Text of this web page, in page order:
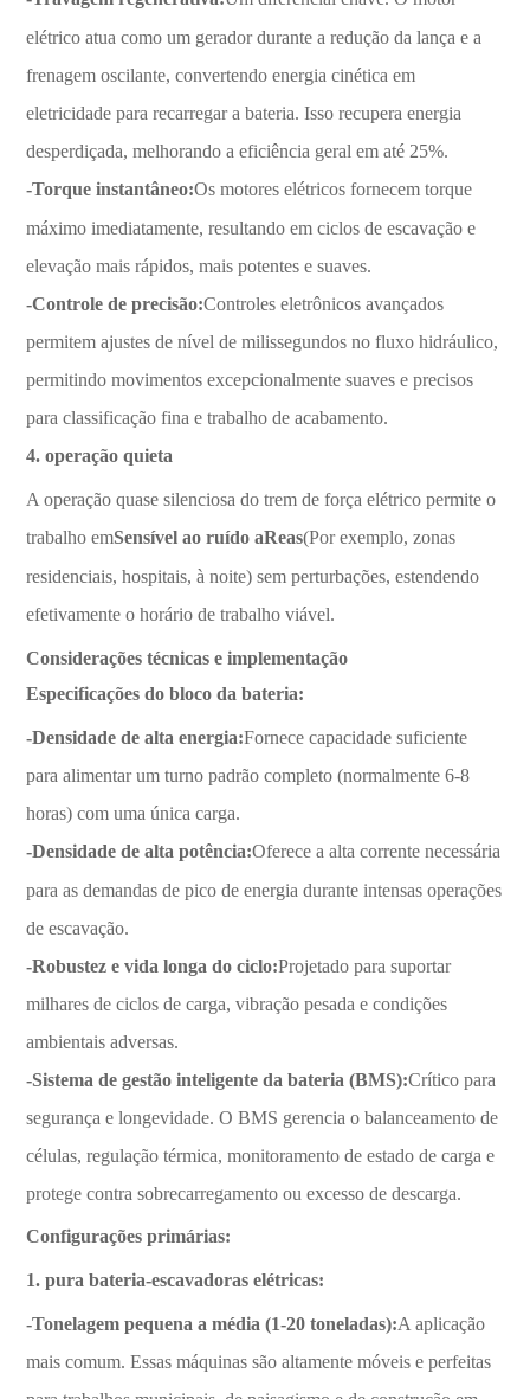
elétrico atua como um gerador durante a redução da lança e a
frenagem oscilante, convertendo energia cinética em
eletricidade para recarregar a bateria. Isso recupera energia
desperdiçada, melhorando a eficiência geral em até 25%.
-Torque instantâneo:Os motores elétricos fornecem torque
máximo imediatamente, resultando em ciclos de escavação e
elevação mais rápidos, mais potentes e suaves.
-Controle de precisão:Controles eletrônicos avançados
permitem ajustes de nível de milissegundos no fluxo hidráulico,
permitindo movimentos excepcionalmente suaves e precisos
para classificação fina e trabalho de acabamento.
4. operação quieta
A operação quase silenciosa do trem de força elétrico permite o
trabalho emSensível ao ruído aReas(Por exemplo, zonas
residenciais, hospitais, à noite) sem perturbações, estendendo
efetivamente o horário de trabalho viável.
Considerações técnicas e implementação
Especificações do bloco da bateria:
-Densidade de alta energia:Fornece capacidade suficiente
para alimentar um turno padrão completo (normalmente 6-8
horas) com uma única carga.
-Densidade de alta potência:Oferece a alta corrente necessária
para as demandas de pico de energia durante intensas operações
de escavação.
-Robustez e vida longa do ciclo:Projetado para suportar
milhares de ciclos de carga, vibração pesada e condições
ambientais adversas.
-Sistema de gestão inteligente da bateria (BMS):Crítico para
segurança e longevidade. O BMS gerencia o balanceamento de
células, regulação térmica, monitoramento de estado de carga e
protege contra sobrecarregamento ou excesso de descarga.
Configurações primárias:
1. pura bateria-escavadoras elétricas:
-Tonelagem pequena a média (1-20 toneladas):A aplicação
mais comum. Essas máquinas são altamente móveis e perfeitas